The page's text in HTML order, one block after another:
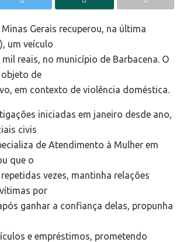
Gerais recuperou, na última
um veículo
reais, no município de Barbacena. O
de
em contexto de violência doméstica.
iniciadas em janeiro desde ano,
civis
de Atendimento à Mulher em
que o
vezes, mantinha relações
por
ganhar a confiança delas, propunha
e empréstimos, prometendo